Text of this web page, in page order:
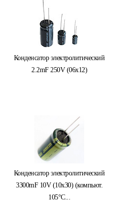
Конденсатор электролитический
2.2mF 250V (06x12)
Конденсатор электролитический
3300mF 10V (10x30) (компьют.
105°C...